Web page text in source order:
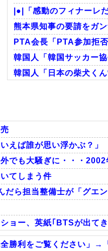
|●|「感動のフィナーレ
熊本県知事の要請をガ
PTA会長「PTA参加拒
韓国人「韓国サッカー
韓国人「日本の柴犬く
韓国人「我が国がクウ
Powered by livedoor 相
えば誰が思い浮かぶ？」
でも大騒ぎに・・・
てしまう件
だら担当整備士が「グエ
ョー、英紙｢BTSが出て
勝利をご覧ください」→